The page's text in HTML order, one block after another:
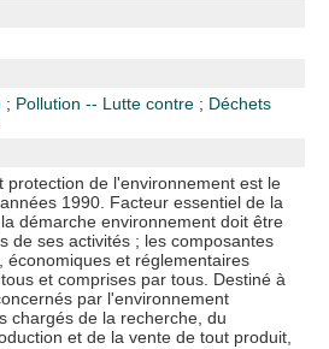
; Pollution -- Lutte contre ; Déchets
protection de l'environnement est le
1990. Facteur essentiel de la
démarche environnement doit être
de ses activités ; les composantes
économiques et réglementaires
et comprises par tous. Destiné à
par l'environnement
chargés de la recherche, du
et de la vente de tout produit,